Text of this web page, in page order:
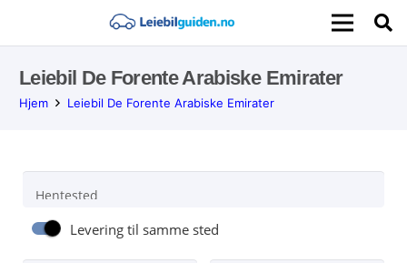
Leiebil De Forente Arabiske Emirater
Hjem Leiebil De Forente Arabiske Emirater
Hentested
Levering til samme sted